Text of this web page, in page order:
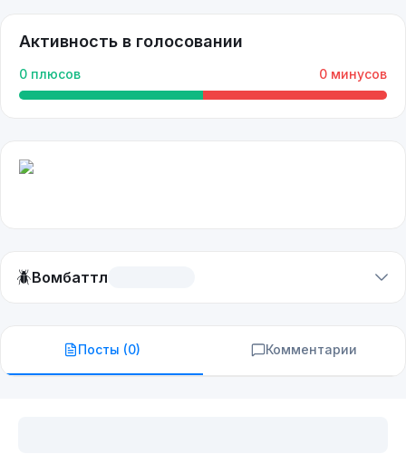
Активность в голосовании
0 плюсов 0 минусов
🪲Вомбаттл
Посты (0) Комментарии